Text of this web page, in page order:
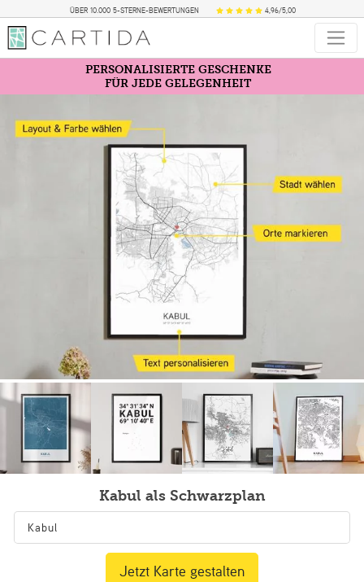
ÜBER 10.000 5-STERNE-BEWERTUNGEN 4,96/5,00
PERSONALISIERTE GESCHENKE
FÜR JEDE GELEGENHEIT
Kabul als Schwarzplan
Jetzt Karte gestalten